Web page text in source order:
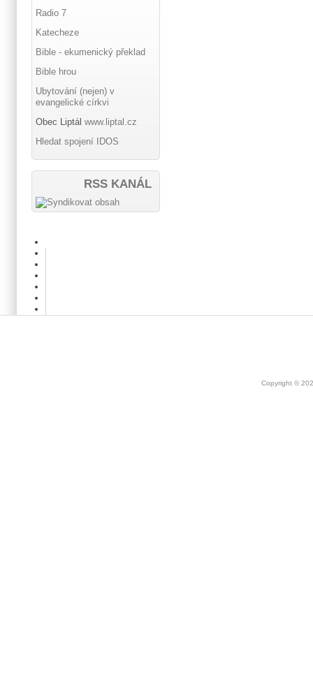
Radio 7
Katecheze
Bible - ekumenický překlad
Bible hrou
Ubytování (nejen) v
evangelické církvi
Obec Liptál www.liptal.cz
Hledat spojení IDOS
RSS KANÁL
Copyright ©